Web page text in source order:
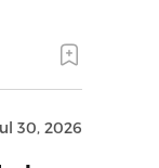
30, 2026